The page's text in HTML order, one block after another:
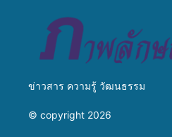
ข่าวสาร ความรู้ วัฒนธรรม
© copyright 2026